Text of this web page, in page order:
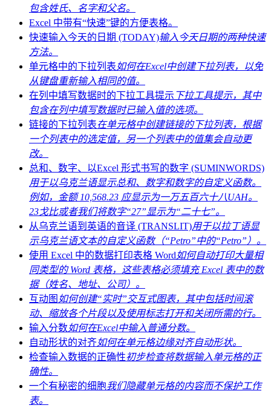
包含姓氏、名字和父名。
Excel 中带有“快速”键的方便表格。
快速输入今天的日期 (TODAY)输入今天日期的两种快速
方法。
单元格中的下拉列表如何在Excel中创建下拉列表，以免
从键盘重新输入相同的值。
在列中填写数据时的下拉工具提示 下拉工具提示，其中
包含在列中填写数据时已输入值的选项。
链接的下拉列表在单元格中创建链接的下拉列表，根据
一个列表中的选定值，另一个列表中的值集会自动更
改。
总和、数字、以Excel 形式书写的数字 (SUMINWORDS)
用于以乌克兰语显示总和、数字和数字的自定义函数。
例如，金额 10,568.23 应显示为一万五百六十八UAH。
23戈比或者我们将数字“27”显示为“二十七”。
从乌克兰语到英语的音译 (TRANSLIT)用于以拉丁语显
示乌克兰语文本的自定义函数（“Petro”中的“Petro”）。
使用 Excel 中的数据打印表格 Word如何自动打印大量相
同类型的 Word 表格，这些表格必须填充 Excel 表中的数
据（姓名、地址、公司）。
互动图 如何创建“实时”交互式图表，其中包括时间滚
动、缩放各个片段以及使用标志打开和关闭所需的行。
输入分数如何在Excel中输入普通分数。
自动形状的对齐如何在单元格边缘对齐自动形状。
检查输入数据的正确性初步检查将数据输入单元格的正
确性。
一个有秘密的细胞我们隐藏单元格的内容而不保护工作
表。